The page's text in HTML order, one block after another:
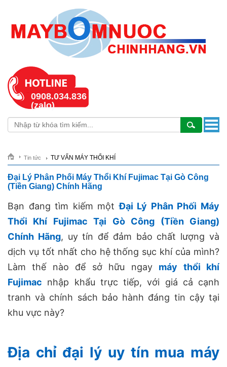
0908.034.836
(zalo)
Tin tức TƯ VẤN MÁY THỔI KHÍ
Đại Lý Phân Phối Máy Thổi Khí Fujimac Tại Gò Công
(Tiền Giang) Chính Hãng
Bạn đang tìm kiếm mộtĐại Lý Phân Phối Máy
Thổi Khí Fujimac Tại Gò Công (Tiền Giang)
Chính Hãng, uy tín để đảm bảo chất lượng và
dịch vụ tốt nhất cho hệ thống sục khí của mình?
Làm thế nào để sở hữu ngay máy thổi khí
Fujimac nhập khẩu trực tiếp, với giá cả cạnh
tranh và chính sách bảo hành đáng tin cậy tại
khu vực này?
Địa chỉ đại lý uy tín mua máy